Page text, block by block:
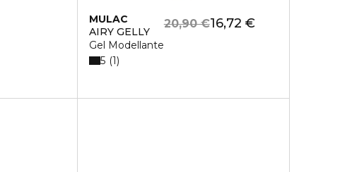
MULAC
AIRY GELLY
Gel Modellante
16,72 €
20,90 €
5 1